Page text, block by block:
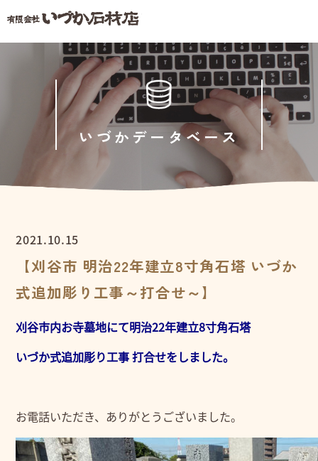
いづかデータベース
2021.10.15
【刈谷市 明治22年建立8寸角石塔 いづか
式追加彫り工事～打合せ～】
刈谷市内お寺墓地にて明治22年建立8寸角石塔
いづか式追加彫り工事 打合せをしました。
お電話いただき、ありがとうございました。